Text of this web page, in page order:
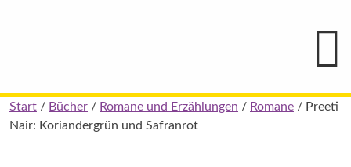
Pauline
von
Skip
to
Start / Bücher / Romane und Erzählungen / Romane / Preeti
Nair: Koriandergrün und Safranrot